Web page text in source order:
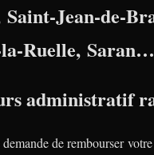
Saint-Jean-de-
Ruelle, Saran…
administratif
de rembourser